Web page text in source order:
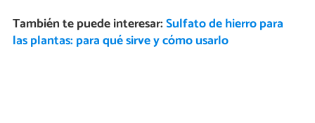
También te puede interesar:Sulfato de hierro para
las plantas: para qué sirve y cómo usarlo